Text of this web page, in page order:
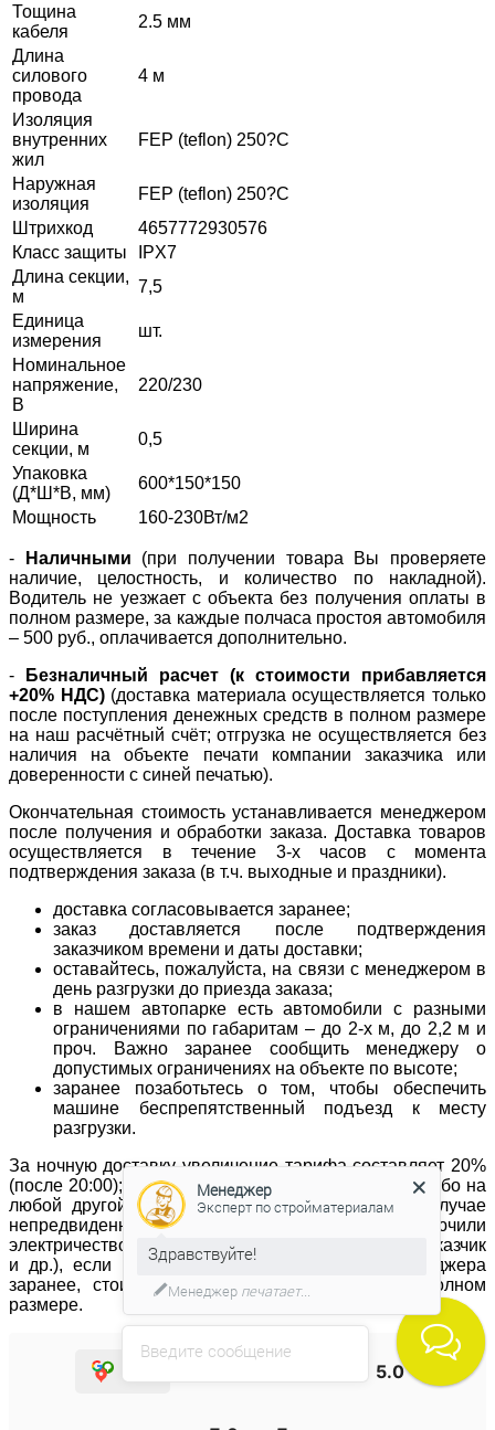
Тощина
кабеля
2.5 мм
Длина
силового
провода
4 м
Изоляция
внутренних
жил
FEP (teflon) 250?С
Наружная
изоляция
FEP (teflon) 250?С
Штрихкод
4657772930576
Класс защиты
IPX7
Длина секции,
м
7,5
Единица
измерения
шт.
Номинальное
напряжение,
В
220/230
Ширина
секции, м
0,5
Упаковка
(Д*Ш*В, мм)
600*150*150
Мощность
160-230Вт/м2
- Наличными (при получении товара Вы проверяете
наличие, целостность, и количество по накладной).
Водитель не уезжает с объекта без получения оплаты в
полном размере, за каждые полчаса простоя автомобиля
– 500 руб., оплачивается дополнительно.
-
Безналичный расчет (к стоимости прибавляется
+20% НДС) (доставка материала осуществляется только
после поступления денежных средств в полном размере
на наш расчётный счёт; отгрузка не осуществляется без
наличия на объекте печати компании заказчика или
доверенности с синей печатью).
Окончательная стоимость устанавливается менеджером
после получения и обработки заказа. Доставка товаров
осуществляется в течение 3-х часов с момента
подтверждения заказа (в т.ч. выходные и праздники).
доставка согласовывается заранее;
заказ доставляется после подтверждения
заказчиком времени и даты доставки;
оставайтесь, пожалуйста, на связи с менеджером в
день разгрузки до приезда заказа;
в нашем автопарке есть автомобили с разными
ограничениями по габаритам – до 2-х м, до 2,2 м и
проч. Важно заранее сообщить менеджеру о
допустимых ограничениях на объекте по высоте;
заранее позаботьтесь о том, чтобы обеспечить
машине беспрепятственный подъезд к месту
разгрузки.
За ночную доставку увеличение тарифа составляет 20%
(после 20:00);Товар доставляется в день заказа, либо на
любой другой удобный для Вас день/время. В случае
непредвиденных обстоятельств на объекте (отключили
электричество, не работают лифты, не приехал заказчик
и др.), если Вы не предупредили об этом менеджера
заранее, стоимость доставки оплачивается в полном
размере.
5.0
Введите сообщение
Менеджер
Эксперт по стройматериалам
Здравствуйте!
Менеджер печатает...